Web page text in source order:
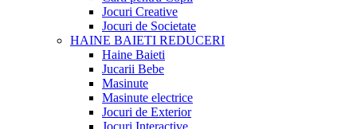
Jocuri Creative
Jocuri de Societate
HAINE BAIETI REDUCERI
Haine Baieti
Jucarii Bebe
Masinute
Masinute electrice
Jocuri de Exterior
Jocuri Interactive